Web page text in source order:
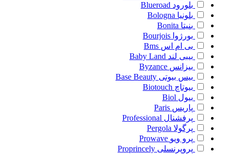
بلورود Blueroad
بلونیا Bologna
بنیتا Bonita
بورژوا Bourjois
بی ام اس Bms
بیبی لند Baby Land
بیزانس Byzance
بیس بیوتی Base Beauty
بیوتاچ Biotouch
بیول Biol
پاریس Paris
پرفشنال Professional
پرگولا Pergola
پرو ویو Prowave
پروپرنسلی Proprincely